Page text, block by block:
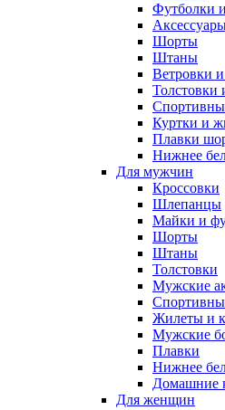
Футболки
Шорты
Штаны
Ветровки
Толстовки
Куртки и
Плавки
Нижнее
Для мужчин
Кроссовки
Шлепанцы
Майки и
Шорты
Штаны
Толстовки
Мужские
Жилеты и
Мужские
Плавки
Нижнее
Домашние
Для женщин